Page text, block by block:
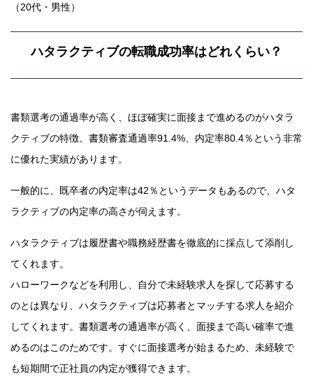
（20代・男性）
ハタラクティブの転職成功率はどれくらい？
書類選考の通過率が高く、ほぼ確実に面接まで進めるのがハタラ
クティブの特徴。書類審査通過率91.4%、内定率80.4％という非常
に優れた実績があります。
一般的に、既卒者の内定率は42％というデータもあるので、ハタ
ラクティブの内定率の高さが伺えます。
ハタラクティブは履歴書や職務経歴書を徹底的に採点して添削し
てくれます。
ハローワークなどを利用し、自分で未経験求人を探して応募する
のとは異なり、ハタラクティブは応募者とマッチする求人を紹介
してくれます。書類選考の通過率が高く、面接まで高い確率で進
めるのはこのためです。すぐに面接選考が始まるため、未経験で
も短期間で正社員の内定が獲得できます。